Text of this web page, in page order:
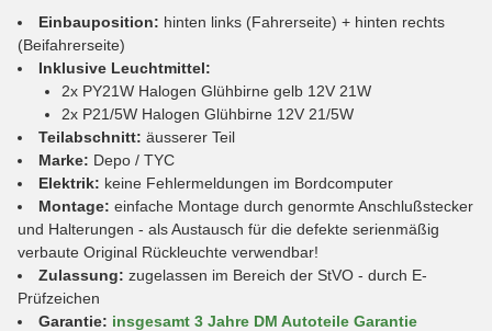
Einbauposition: hinten links (Fahrerseite) + hinten rechts
(Beifahrerseite)
Inklusive Leuchtmittel:
2x PY21W Halogen Glühbirne gelb 12V 21W
2x P21/5W Halogen Glühbirne 12V 21/5W
Teilabschnitt: äusserer Teil
Marke: Depo / TYC
Elektrik: keine Fehlermeldungen im Bordcomputer
Montage: einfache Montage durch genormte Anschlußstecker
und Halterungen - als Austausch für die defekte serienmäßig
verbaute Original Rückleuchte verwendbar!
Zulassung: zugelassen im Bereich der StVO - durch E-
Prüfzeichen
Garantie: insgesamt 3 Jahre DM Autoteile Garantie